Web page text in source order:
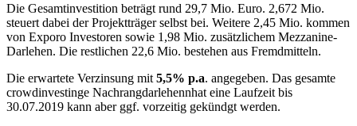
Die Gesamtinvestition beträgt rund 29,7 Mio. Euro. 2,672 Mio.
steuert dabei der Projektträger selbst bei. Weitere 2,45 Mio. kommen
von Exporo Investoren sowie 1,98 Mio. zusätzlichem Mezzanine-
Darlehen. Die restlichen 22,6 Mio. bestehen aus Fremdmitteln.
Die erwartete Verzinsung mit 5,5% p.a. angegeben. Das gesamte
crowdinvestinge Nachrangdarlehennhat eine Laufzeit bis
30.07.2019 kann aber ggf. vorzeitig gekündgt werden.